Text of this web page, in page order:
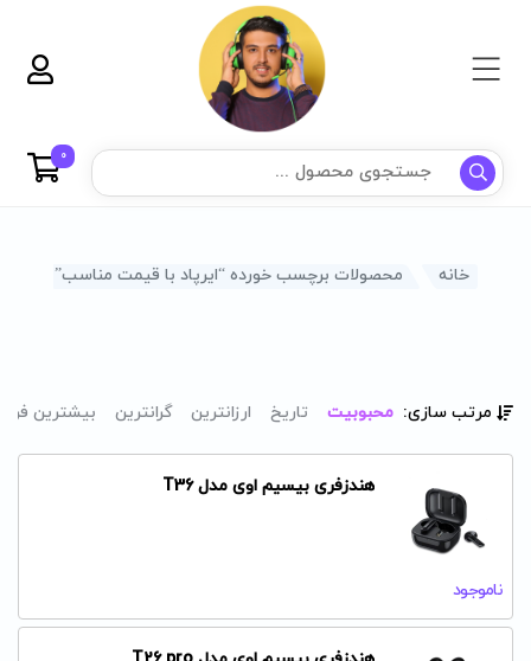
0
خانه محصولات برچسب خورده “ایرپاد با قیمت مناسب”
مرتب سازی: محبوبیت تاریخ ارزانترین گرانترین بیشترین
هندزفری بیسیم اوی مدل T36
ناموجود